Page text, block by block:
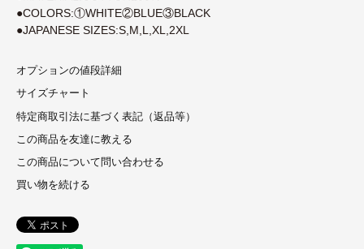
●COLORS:①WHITE②BLUE③BLACK
●JAPANESE SIZES:S,M,L,XL,2XL
オプションの値段詳細
サイズチャート
特定商取引法に基づく表記（返品等）
この商品を友達に教える
この商品について問い合わせる
買い物を続ける